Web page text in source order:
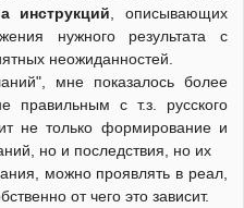
инструкций , описывающих
нужного результата с
неожиданностей.
мне показалось более
правильным с т.з. русского
не только формирование и
но и последствия, но их
можно проявлять в реал,
от чего это зависит.